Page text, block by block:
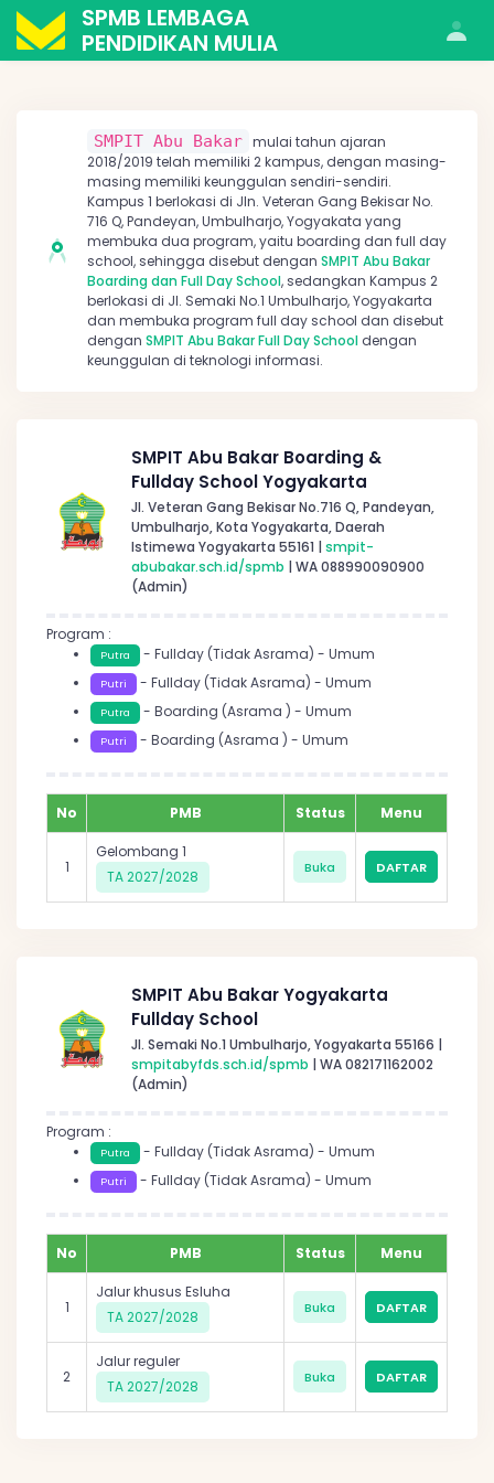
SPMB LEMBAGA
PENDIDIKAN MULIA
SMPIT Abu Bakar mulai tahun ajaran
2018/2019 telah memiliki 2 kampus, dengan masing-
masing memiliki keunggulan sendiri-sendiri.
Kampus 1 berlokasi di Jln. Veteran Gang Bekisar No.
716 Q, Pandeyan, Umbulharjo, Yogyakata yang
membuka dua program, yaitu boarding dan full day
school, sehingga disebut dengan SMPIT Abu Bakar
Boarding dan Full Day School, sedangkan Kampus 2
berlokasi di Jl. Semaki No.1 Umbulharjo, Yogyakarta
dan membuka program full day school dan disebut
dengan SMPIT Abu Bakar Full Day School dengan
keunggulan di teknologi informasi.
SMPIT Abu Bakar Boarding &
Fullday School Yogyakarta
Jl. Veteran Gang Bekisar No.716 Q, Pandeyan,
Umbulharjo, Kota Yogyakarta, Daerah
Istimewa Yogyakarta 55161 | smpit-
abubakar.sch.id/spmb | WA 088990090900
(Admin)
Program :
Putra - Fullday (Tidak Asrama) - Umum
Putri - Fullday (Tidak Asrama) - Umum
Putra - Boarding (Asrama ) - Umum
Putri - Boarding (Asrama ) - Umum
No PMB Status Menu
1
Gelombang 1
TA 2027/2028
Buka DAFTAR
SMPIT Abu Bakar Yogyakarta
Fullday School
Jl. Semaki No.1 Umbulharjo, Yogyakarta 55166 |
smpitabyfds.sch.id/spmb | WA 082171162002
(Admin)
Program :
Putra - Fullday (Tidak Asrama) - Umum
Putri - Fullday (Tidak Asrama) - Umum
No PMB Status Menu
1
Jalur khusus Esluha
TA 2027/2028
Buka DAFTAR
2
Jalur reguler
TA 2027/2028
Buka DAFTAR